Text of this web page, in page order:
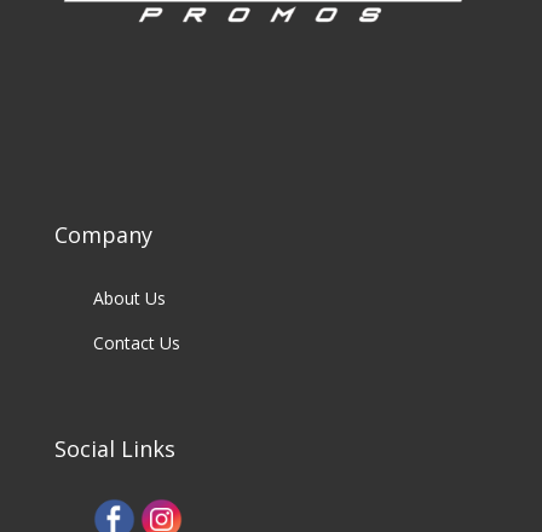
Company
About Us
Contact Us
Social Links